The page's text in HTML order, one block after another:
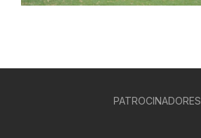
PATROCINADORES